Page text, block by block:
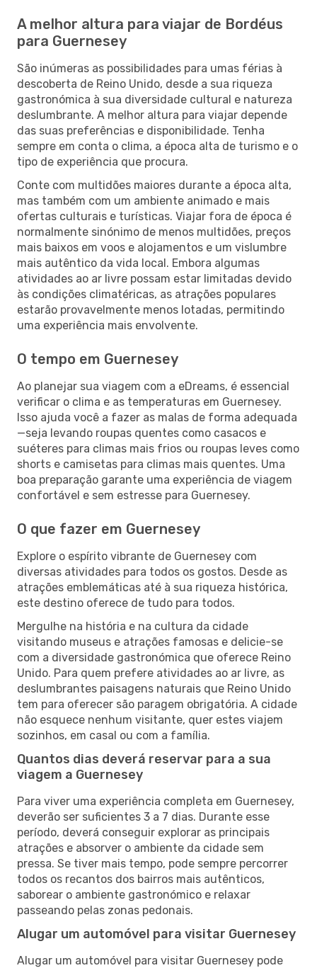
A melhor altura para viajar de Bordéus
para Guernesey
São inúmeras as possibilidades para umas férias à
descoberta de Reino Unido, desde a sua riqueza
gastronómica à sua diversidade cultural e natureza
deslumbrante. A melhor altura para viajar depende
das suas preferências e disponibilidade. Tenha
sempre em conta o clima, a época alta de turismo e o
tipo de experiência que procura.
Conte com multidões maiores durante a época alta,
mas também com um ambiente animado e mais
ofertas culturais e turísticas. Viajar fora de época é
normalmente sinónimo de menos multidões, preços
mais baixos em voos e alojamentos e um vislumbre
mais autêntico da vida local. Embora algumas
atividades ao ar livre possam estar limitadas devido
às condições climatéricas, as atrações populares
estarão provavelmente menos lotadas, permitindo
uma experiência mais envolvente.
O tempo em Guernesey
Ao planejar sua viagem com a eDreams, é essencial
verificar o clima e as temperaturas em Guernesey.
Isso ajuda você a fazer as malas de forma adequada
—seja levando roupas quentes como casacos e
suéteres para climas mais frios ou roupas leves como
shorts e camisetas para climas mais quentes. Uma
boa preparação garante uma experiência de viagem
confortável e sem estresse para Guernesey.
O que fazer em Guernesey
Explore o espírito vibrante de Guernesey com
diversas atividades para todos os gostos. Desde as
atrações emblemáticas até à sua riqueza histórica,
este destino oferece de tudo para todos.
Mergulhe na história e na cultura da cidade
visitando museus e atrações famosas e delicie-se
com a diversidade gastronómica que oferece Reino
Unido. Para quem prefere atividades ao ar livre, as
deslumbrantes paisagens naturais que Reino Unido
tem para oferecer são paragem obrigatória. A cidade
não esquece nenhum visitante, quer estes viajem
sozinhos, em casal ou com a família.
Quantos dias deverá reservar para a sua
viagem a Guernesey
Para viver uma experiência completa em Guernesey,
deverão ser suficientes 3 a 7 dias. Durante esse
período, deverá conseguir explorar as principais
atrações e absorver o ambiente da cidade sem
pressa. Se tiver mais tempo, pode sempre percorrer
todos os recantos dos bairros mais autênticos,
saborear o ambiente gastronómico e relaxar
passeando pelas zonas pedonais.
Alugar um automóvel para visitar Guernesey
Alugar um automóvel para visitar Guernesey pode